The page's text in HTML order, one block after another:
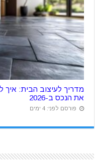
מדריך לעיצוב הבית: איך
את הנכס ב-2026
פורסם לפני: 4 ימים